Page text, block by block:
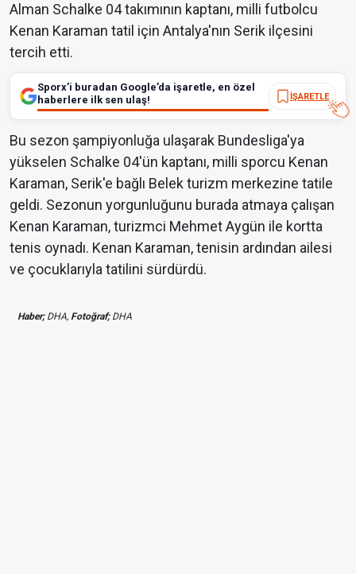
Alman Schalke 04 takımının kaptanı, milli futbolcu
Kenan Karaman tatil için Antalya'nın Serik ilçesini
tercih etti.
Sporx’i buradan Google’da işaretle, en özel
haberlere ilk sen ulaş!
İŞARETLE
Bu sezon şampiyonluğa ulaşarak Bundesliga'ya
yükselen Schalke 04'ün kaptanı, milli sporcu Kenan
Karaman, Serik'e bağlı Belek turizm merkezine tatile
geldi. Sezonun yorgunluğunu burada atmaya çalışan
Kenan Karaman, turizmci Mehmet Aygün ile kortta
tenis oynadı. Kenan Karaman, tenisin ardından ailesi
ve çocuklarıyla tatilini sürdürdü.
Haber;DHA, Fotoğraf;DHA